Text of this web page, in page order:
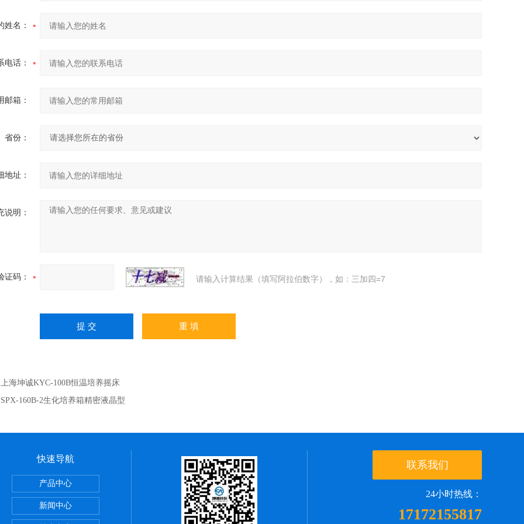
姓名：
电话：
邮箱：
省份：
地址：
说明：
证码： 请输入计算结果（填写阿拉伯数字），如：三加四=7
上海坤诚KYC-100B恒温培养摇床
SPX-160B-2生化培养箱精密液晶型
柜
快速导航
产品中心
新闻中心
联系我们
24小时热线：
17172155817